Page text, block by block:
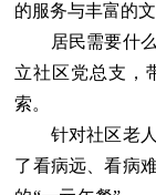
的服务与丰富的
居民需要什么
立社区党总支，
索。
针对社区老人
了看病远、看病